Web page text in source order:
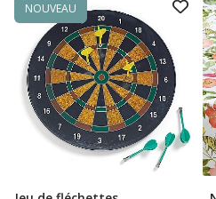
NOUVEAU